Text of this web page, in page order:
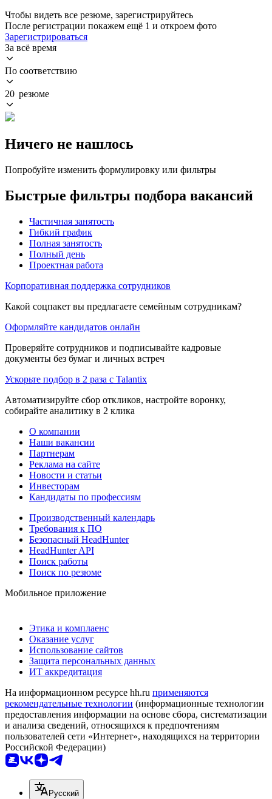
Чтобы видеть все резюме, зарегистрируйтесь
После регистрации покажем ещё 1 и откроем фото
Зарегистрироваться
За всё время
По соответствию
20 резюме
Ничего не нашлось
Попробуйте изменить формулировку или фильтры
Быстрые фильтры подбора вакансий
Частичная занятость
Гибкий график
Полная занятость
Полный день
Проектная работа
Корпоративная поддержка сотрудников
Какой соцпакет вы предлагаете семейным сотрудникам?
Оформляйте кандидатов онлайн
Проверяйте сотрудников и подписывайте кадровые
документы без бумаг и личных встреч
Ускорьте подбор в 2 раза с Talantix
Автоматизируйте сбор откликов, настройте воронку,
собирайте аналитику в 2 клика
О компании
Наши вакансии
Партнерам
Реклама на сайте
Новости и статьи
Инвесторам
Кандидаты по профессиям
Производственный календарь
Требования к ПО
Безопасный HeadHunter
HeadHunter API
Поиск работы
Поиск по резюме
Мобильное приложение
Этика и комплаенс
Оказание услуг
Использование сайтов
Защита персональных данных
ИТ аккредитация
На информационном ресурсе hh.ru применяются
рекомендательные технологии (информационные технологии
предоставления информации на основе сбора, систематизации
и анализа сведений, относящихся к предпочтениям
пользователей сети «Интернет», находящихся на территории
Российской Федерации)
Русский